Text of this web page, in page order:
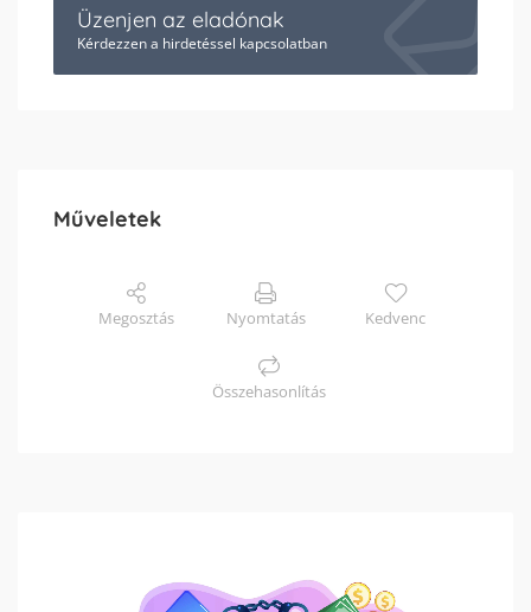
Üzenjen az eladónak
Kérdezzen a hirdetéssel kapcsolatban
Műveletek
Megosztás Nyomtatás Kedvenc
Összehasonlítás